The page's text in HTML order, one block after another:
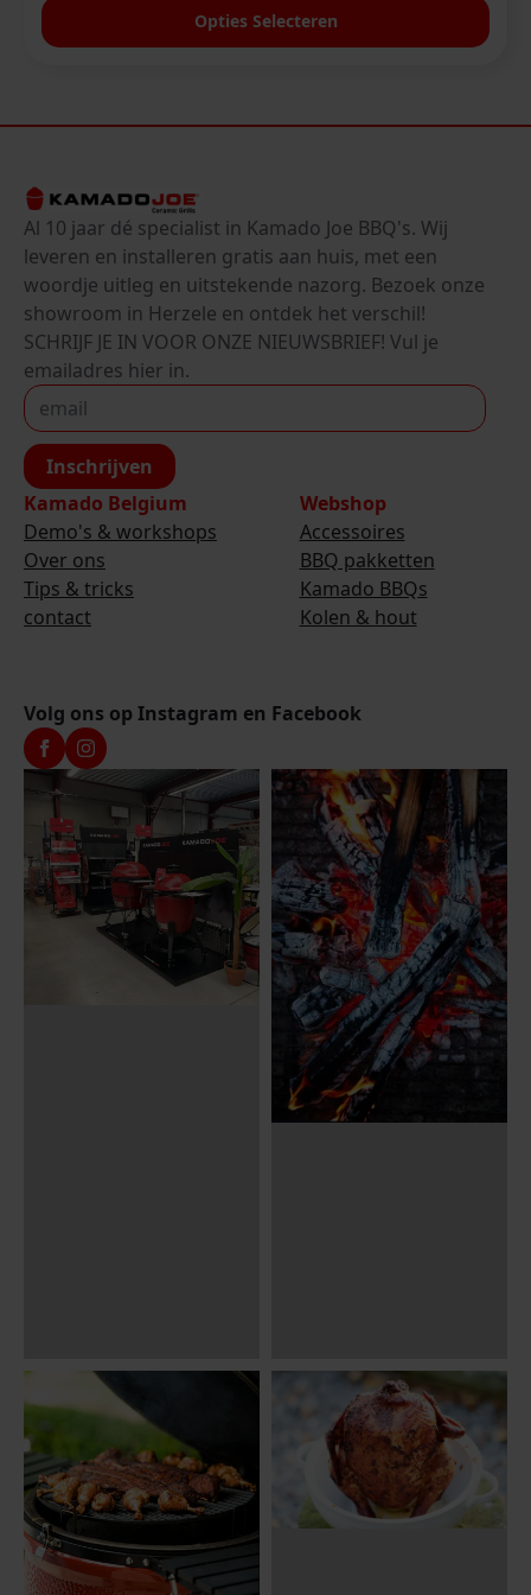
Opties Selecteren
Dit
product
variaties.
kan
gekozen
worden
op
de
productpagina
Al 10 jaar dé specialist in Kamado Joe BBQ's. Wij
leveren en installeren gratis aan huis, met een
woordje uitleg en uitstekende nazorg. Bezoek onze
showroom in Herzele en ontdek het verschil!
SCHRIJF JE IN VOOR ONZE NIEUWSBRIEF! Vul je
emailadres hier in.
Inschrijven
Kamado Belgium
Demo's & workshops
Over ons
Tips & tricks
contact
Webshop
Accessoires
BBQ pakketten
Kamado BBQs
Kolen & hout
Volg ons op Instagram en Facebook